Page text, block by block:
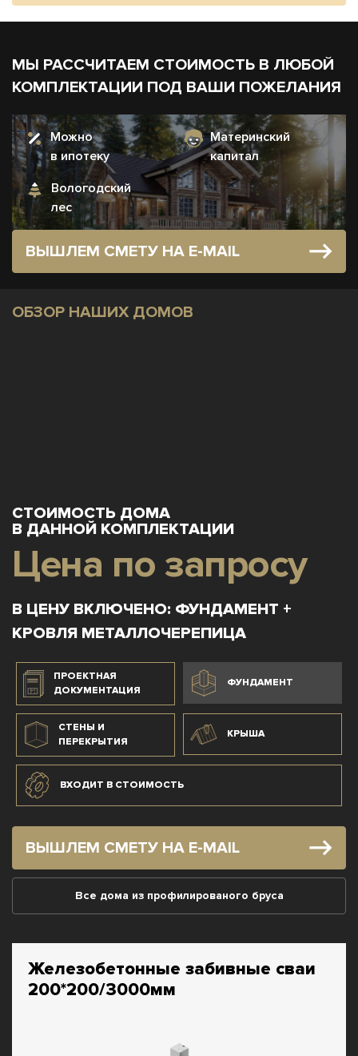
МЫ РАССЧИТАЕМ СТОИМОСТЬ В ЛЮБОЙ
КОМПЛЕКТАЦИИ ПОД ВАШИ ПОЖЕЛАНИЯ
Можно
в ипотеку
Материнский
капитал
Вологодский
лес
ВЫШЛЕМ СМЕТУ НА E-MAIL
ОБЗОР НАШИХ ДОМОВ
СТОИМОСТЬ ДОМА
В ДАННОЙ КОМПЛЕКТАЦИИ
Цена по запросу
В ЦЕНУ ВКЛЮЧЕНО: ФУНДАМЕНТ +
КРОВЛЯ МЕТАЛЛОЧЕРЕПИЦА
ПРОЕКТНАЯ
ДОКУМЕНТАЦИЯ
ФУНДАМЕНТ
СТЕНЫ И
ПЕРЕКРЫТИЯ
КРЫША
ВХОДИТ В СТОИМОСТЬ
ВЫШЛЕМ СМЕТУ НА E-MAIL
Все дома из профилированого бруса
Железобетонные забивные сваи
200*200/3000мм